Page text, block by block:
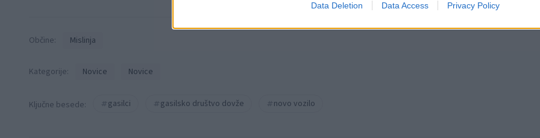
Data Deletion Data Access Privacy Policy
Občine: Mislinja
Kategorije: Novice Novice
Ključne besede: gasilci gasilsko društvo dovže novo vozilo